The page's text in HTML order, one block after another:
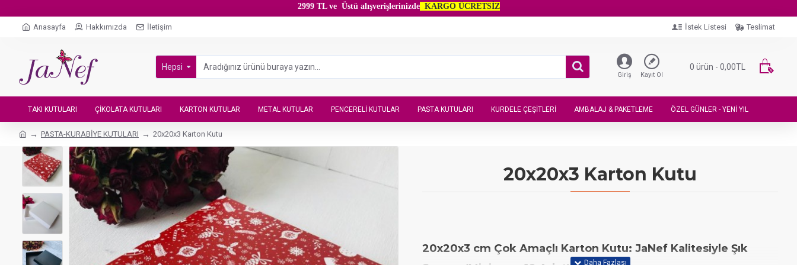
2999 TL ve Üstü alışverişlerinizdeKARGO ÜCRETSİZ
Anasayfa Hakkımızda İletişim İstek Listesi Teslimat
Hepsi
Giriş Kayıt Ol
0 ürün - 0,00TL
TAKI KUTULARI ÇIKOLATA KUTULARI KARTON KUTULAR METAL KUTULAR PENCERELI KUTULAR PASTA KUTULARI KURDELE ÇEŞITLERI AMBALAJ & PAKETLEME ÖZEL GÜNLER - YENI YIL
PASTA-KURABİYE KUTULARI 20x20x3 Karton Kutu
20x20x3 Karton Kutu
20x20x3 cm Çok Amaçlı Karton Kutu: JaNef Kalitesiyle Şık